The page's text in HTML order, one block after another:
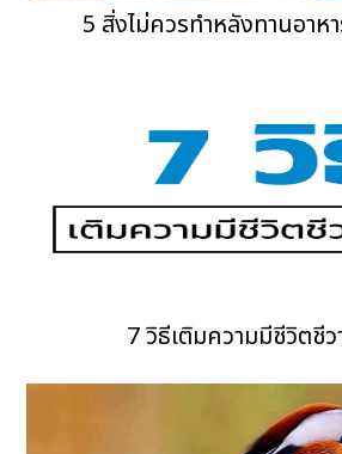
5 สิ่งไม่ควรทำหลังทานอาห
7 วิธีเติมความมีชีวิตชีว